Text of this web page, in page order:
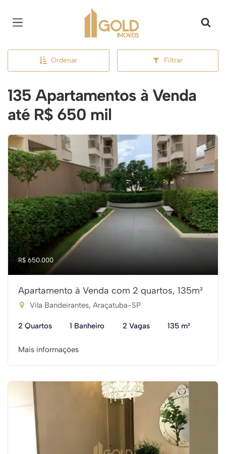
Página inicial
Ordenar Filtrar
135 Apartamentos à Venda
até R$ 650 mil
R$ 650.000
Apartamento à Venda com 2 quartos, 135m²
Vila Bandeirantes, Araçatuba-SP
2 Quartos 1 Banheiro 2 Vagas 135 m²
Mais informações